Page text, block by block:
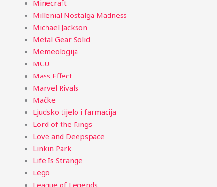
Minecraft
Millenial Nostalga Madness
Michael Jackson
Metal Gear Solid
Memeologija
MCU
Mass Effect
Marvel Rivals
Mačke
Ljudsko tijelo i farmacija
Lord of the Rings
Love and Deepspace
Linkin Park
Life Is Strange
Lego
League of Legends